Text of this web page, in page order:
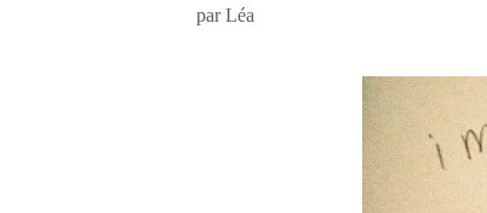
parLéa